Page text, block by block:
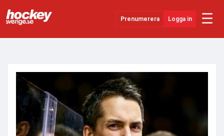
Prenumerera Logga in ☰
Evenemang
Övrigt